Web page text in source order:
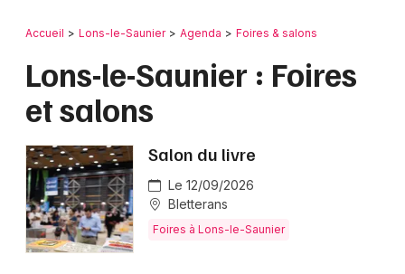
Publier un événement
Grands événements
Activité & Expérience
Manifestations
Bordeaux
Colmar
Lille
Lyon
Marseille
Mulhouse
Retour
Accueil Lons-le-Saunier Agenda Foires & salons
Lons-le-Saunier : Foires
et salons
Salon du livre
Le 12/09/2026
Bletterans
Foires à Lons-le-Saunier
Où ?
Franche-Comté
Partout Près de moi Changer de lieu
Quand ?
Aujourd'hui
Demain Ce week-end